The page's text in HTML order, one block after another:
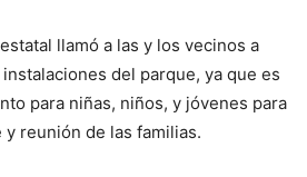
llamó a las y los vecinos a
del parque, ya que es
para niñas, niños, y jóvenes para
reunión de las familias.